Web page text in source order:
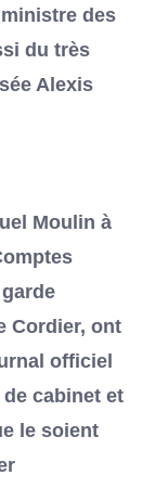
des
du très
Alexis
Moulin à
Cordier, ont
officiel
cabinet et
le soient